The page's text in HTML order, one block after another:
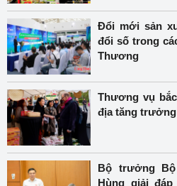
Đổi mới sản
đổi số trong
Thương
Thương vụ
địa tăng
Bộ trưởng
Hùng giải